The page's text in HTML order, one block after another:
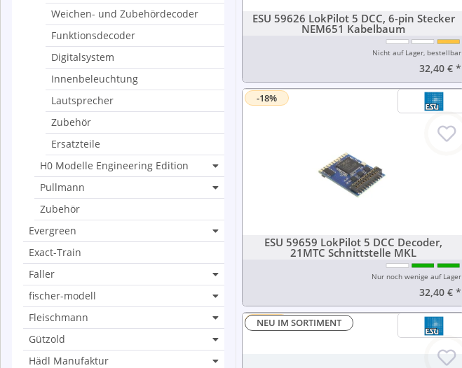
ESU 59626 LokPilot 5 DCC, 6-pin Stecker
NEM651 Kabelbaum
Nicht auf Lager, bestellbar
32,40 €*
-18%
ESU 59659 LokPilot 5 DCC Decoder,
21MTC Schnittstelle MKL
Nur noch wenige auf Lager
32,40 €*
NEU IM SORTIMENT
-20%
Weichen- und Zubehördecoder
Funktionsdecoder
Digitalsystem
Innenbeleuchtung
Lautsprecher
Zubehör
Ersatzteile
H0 Modelle Engineering Edition
Pullmann
Zubehör
Evergreen
Exact-Train
Faller
fischer-modell
Fleischmann
Gützold
Hädl Manufaktur